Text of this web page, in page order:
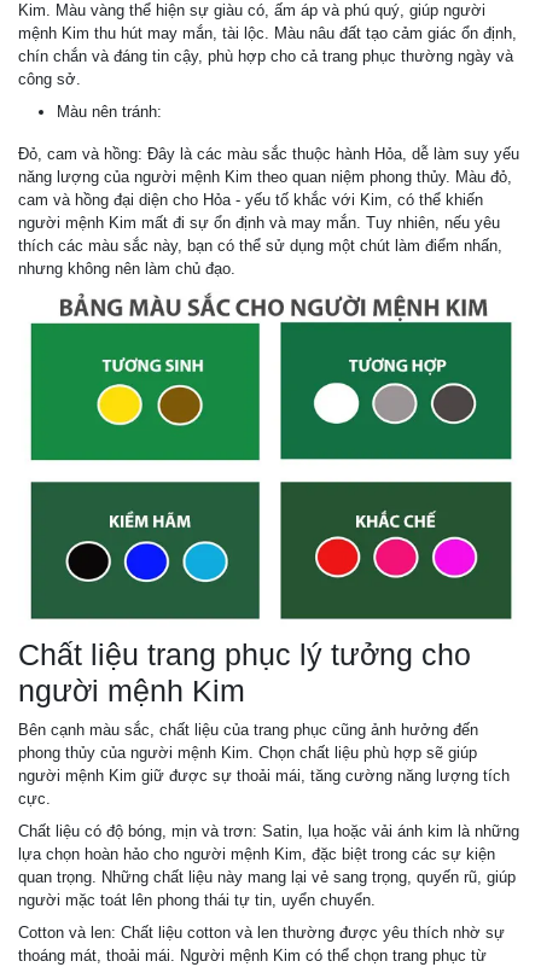
Kim. Màu vàng thể hiện sự giàu có, ấm áp và phú quý, giúp người
mệnh Kim thu hút may mắn, tài lộc. Màu nâu đất tạo cảm giác ổn định,
chín chắn và đáng tin cậy, phù hợp cho cả trang phục thường ngày và
công sở.
Màu nên tránh:
Đỏ, cam và hồng: Đây là các màu sắc thuộc hành Hỏa, dễ làm suy yếu
năng lượng của người mệnh Kim theo quan niệm phong thủy. Màu đỏ,
cam và hồng đại diện cho Hỏa - yếu tố khắc với Kim, có thể khiến
người mệnh Kim mất đi sự ổn định và may mắn. Tuy nhiên, nếu yêu
thích các màu sắc này, bạn có thể sử dụng một chút làm điểm nhấn,
nhưng không nên làm chủ đạo.
Chất liệu trang phục lý tưởng cho
người mệnh Kim
Bên cạnh màu sắc, chất liệu của trang phục cũng ảnh hưởng đến
phong thủy của người mệnh Kim. Chọn chất liệu phù hợp sẽ giúp
người mệnh Kim giữ được sự thoải mái, tăng cường năng lượng tích
cực.
Chất liệu có độ bóng, mịn và trơn: Satin, lụa hoặc vải ánh kim là những
lựa chọn hoàn hảo cho người mệnh Kim, đặc biệt trong các sự kiện
quan trọng. Những chất liệu này mang lại vẻ sang trọng, quyến rũ, giúp
người mặc toát lên phong thái tự tin, uyển chuyển.
Cotton và len: Chất liệu cotton và len thường được yêu thích nhờ sự
thoáng mát, thoải mái. Người mệnh Kim có thể chọn trang phục từ